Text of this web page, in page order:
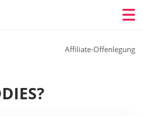
Affiliate-Offenlegung